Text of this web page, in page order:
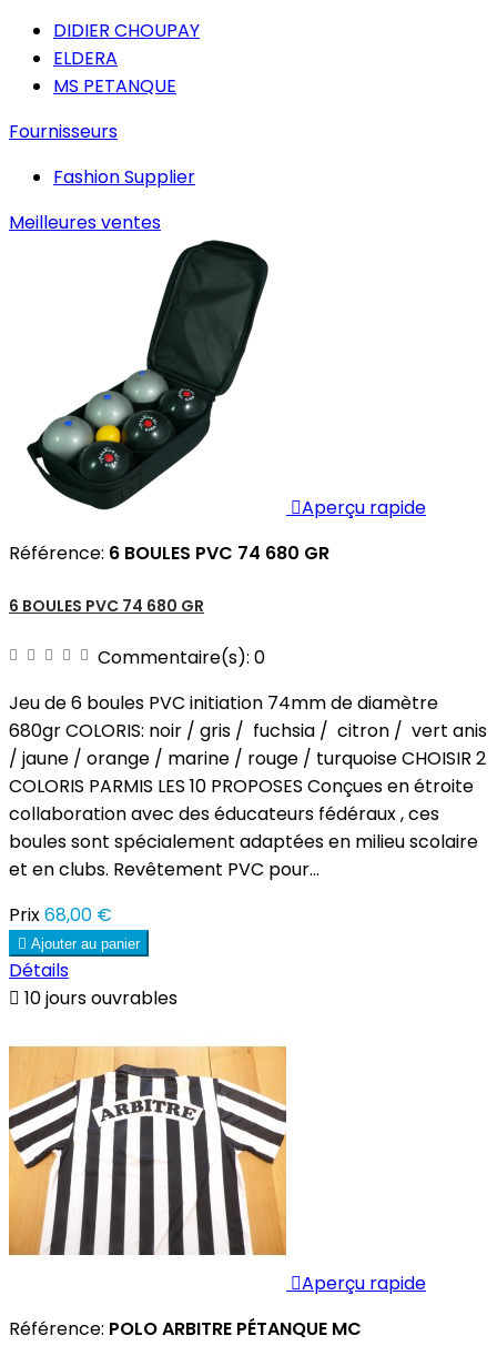
DIDIER CHOUPAY
ELDERA
MS PETANQUE
Fournisseurs
Fashion Supplier
Meilleures ventes
Aperçu rapide
Référence: 6 BOULES PVC 74 680 GR
6 BOULES PVC 74 680 GR
Commentaire(s): 0
Jeu de 6 boules PVC initiation 74mm de diamètre
680gr COLORIS: noir / gris / fuchsia / citron / vert anis
/ jaune / orange / marine / rouge / turquoise CHOISIR 2
COLORIS PARMIS LES 10 PROPOSES Conçues en étroite
collaboration avec des éducateurs fédéraux , ces
boules sont spécialement adaptées en milieu scolaire
et en clubs. Revêtement PVC pour...
Prix68,00 €
 Ajouter au panier
Détails
 10 jours ouvrables
Aperçu rapide
Référence: POLO ARBITRE PÉTANQUE MC